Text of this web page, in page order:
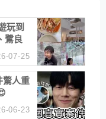
玩到
鷺良
地、漢
07-25
驚人重
06-23